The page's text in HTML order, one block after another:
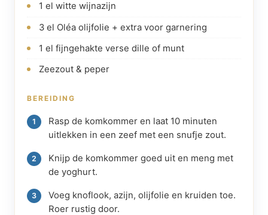
1 el witte wijnazijn
3 el Oléa olijfolie + extra voor garnering
1 el fijngehakte verse dille of munt
Zeezout & peper
BEREIDING
Rasp de komkommer en laat 10 minuten
uitlekken in een zeef met een snufje zout.
Knijp de komkommer goed uit en meng met
de yoghurt.
Voeg knoflook, azijn, olijfolie en kruiden toe.
Roer rustig door.